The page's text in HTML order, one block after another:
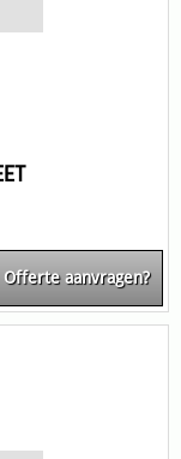
Offerte aanvragen?